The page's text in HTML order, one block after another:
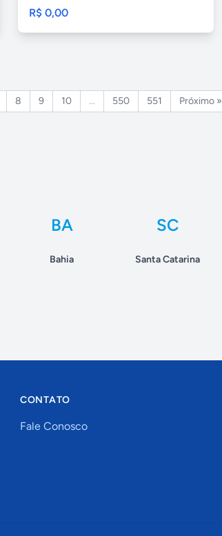
R$ 0,00
8 9 10 ... 550 551 Próximo »
BA
Bahia
SC
Santa Catarina
CONTATO
Fale Conosco